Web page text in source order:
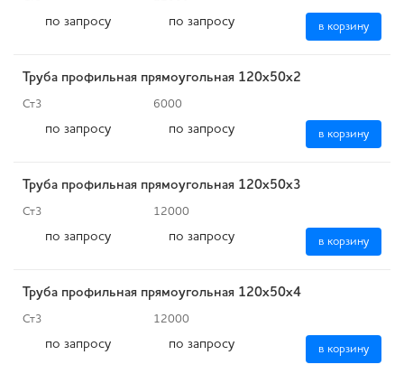
по запросу по запросу в корзину
Труба профильная прямоугольная 120х50х2
Ст3 6000
по запросу по запросу в корзину
Труба профильная прямоугольная 120х50х3
Ст3 12000
по запросу по запросу в корзину
Труба профильная прямоугольная 120х50х4
Ст3 12000
по запросу по запросу в корзину